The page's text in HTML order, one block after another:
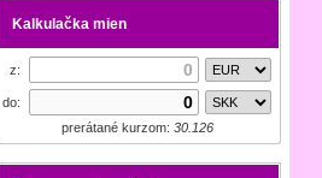
Kalkulačka mien
z:
do:
prerátané kurzom: 30.126